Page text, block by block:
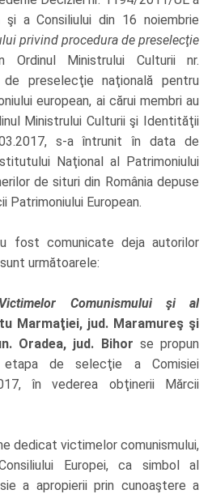
şi a Consiliului din 16 noiembrie
privind procedura de preselecţie
Ordinul Ministrului Culturii nr.
de preselecţie naţională pentru
european, ai cărui membri au
Ministrului Culturii şi Identităţii
s-a întrunit în data de
Naţional al Patrimoniului
de situri din România depuse
Patrimoniului European.
fost comunicate deja autorilor
următoarele:
Comunismului şi al
Marmaţiei, jud. Maramureş şi
Oradea, jud. Bihor se propun
de selecţie a Comisiei
în vederea obţinerii Mărcii
dedicat victimelor comunismului,
Europei, ca simbol al
a apropierii prin cunoaştere a